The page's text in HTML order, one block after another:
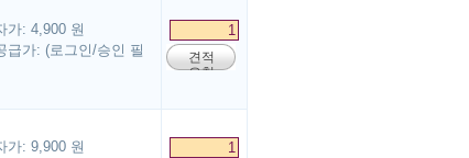
가: 4,900 원
급가: (로그인/승인 필
견적
요청
가: 9,900 원